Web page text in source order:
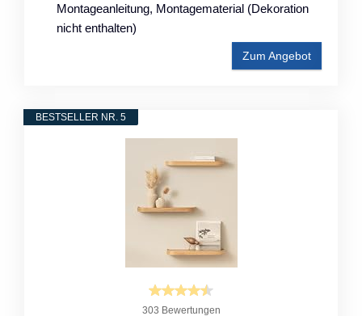
Montageanleitung, Montagematerial (Dekoration
nicht enthalten)
Zum Angebot
BESTSELLER NR. 5
303 Bewertungen